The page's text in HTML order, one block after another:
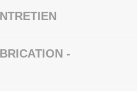
-